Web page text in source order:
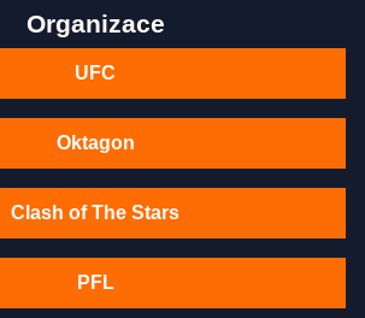
Organizace
UFC
Oktagon
Clash of The Stars
PFL